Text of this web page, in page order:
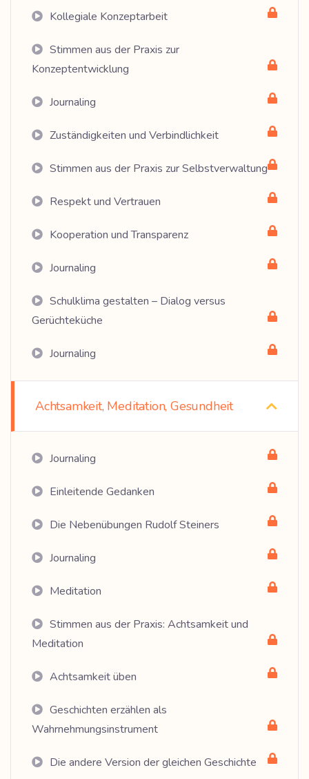
Kollegiale Konzeptarbeit
Stimmen aus der Praxis zur
Konzeptentwicklung
Journaling
Zuständigkeiten und Verbindlichkeit
Stimmen aus der Praxis zur Selbstverwaltung
Respekt und Vertrauen
Kooperation und Transparenz
Journaling
Schulklima gestalten – Dialog versus
Gerüchteküche
Journaling
Achtsamkeit, Meditation, Gesundheit
Journaling
Einleitende Gedanken
Die Nebenübungen Rudolf Steiners
Journaling
Meditation
Stimmen aus der Praxis: Achtsamkeit und
Meditation
Achtsamkeit üben
Geschichten erzählen als
Wahrnehmungsinstrument
Die andere Version der gleichen Geschichte